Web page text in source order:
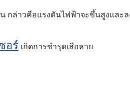
ล่าวคือแรงดันไฟฟ้าจะขึ้นสูงและล
อร์ เกิดการชำรุดเสียหาย